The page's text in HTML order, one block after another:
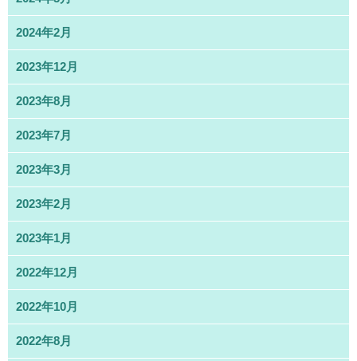
2024年2月
2023年12月
2023年8月
2023年7月
2023年3月
2023年2月
2023年1月
2022年12月
2022年10月
2022年8月